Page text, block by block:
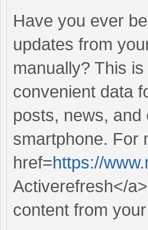
Have you ever
updates from
manually? This
convenient data
posts, news,
smartphone. For
href=https://
Activerefresh</
content from